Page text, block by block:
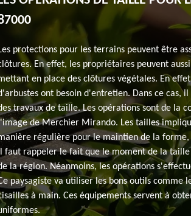
protections pour les terrains peuvent être
En effet, les propriétaires peuvent
en place des clôtures végétales. En
ont besoin d'entretien. Dans ce cas,
travaux de taille. Les opérations sont de la
de Merchier Mirando. Les tailles
régulière pour le maintien de la
Il faut rappeler le fait que le moment de la
la région. Néanmoins, les opérations
paysagiste va utiliser les bons outils comme
à main. Ces équipements servent à